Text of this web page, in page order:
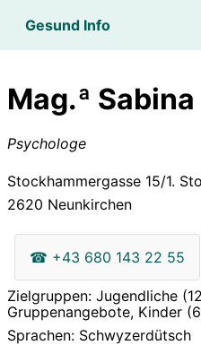
Gesund Info
Mag.ª
Psychologe
Stockhammergasse 15/1.
2620 Neunkirchen
☎ +43 680 143 22 55
Zielgruppen: Jugendliche
Gruppenangebote, Kinder
Sprachen: Schwyzerdütsch